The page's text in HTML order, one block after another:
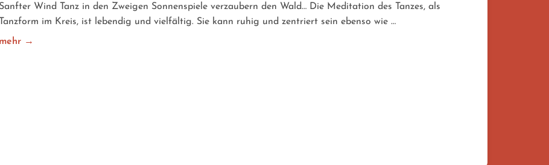
Sanfter Wind Tanz in den Zweigen Sonnenspiele verzaubern den Wald… Die Meditation des Tanzes, als
Tanzform im Kreis, ist lebendig und vielfältig. Sie kann ruhig und zentriert sein ebenso wie …
mehr →